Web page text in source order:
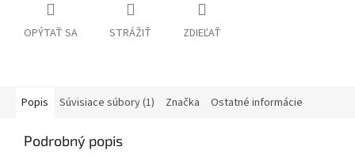
OPÝTAŤ SA STRÁŽIŤ ZDIEĽAŤ
Popis Súvisiace súbory (1) Značka Ostatné informácie
Podrobný popis